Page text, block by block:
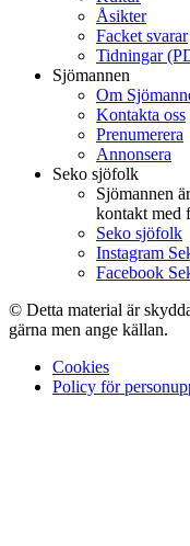
Åsikter
Facket svarar
Tidningar
Sjömannen
Om
Kontakta oss
Prenumerera
Annonsera
Seko sjöfolk
Sjömannen
kontakt med
Seko sjöfolk
Instagram
Facebook
© Detta material är
gärna men ange källan.
Cookies
Policy för